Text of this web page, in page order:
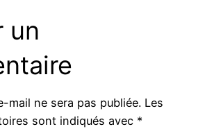
un
mail ne sera pas publiée. Les
sont indiqués avec *